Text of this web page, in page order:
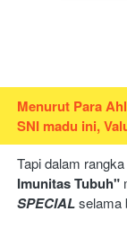
Menurut Para
SNI madu ini,
Tapi dalam
Imunitas Tubuh"
SPECIAL selama